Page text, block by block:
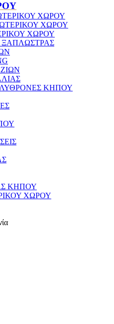
ΧΩΡΟΥ
ΧΩΡΟΥ
ΧΩΡΟΥ
ΚΗΠΟΥ
ΚΗΠΟΥ
ΧΩΡΟΥ